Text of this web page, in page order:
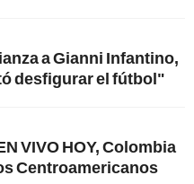
a Gianni Infantino,
desfigurar el fútbol"
VIVO HOY, Colombia
Centroamericanos